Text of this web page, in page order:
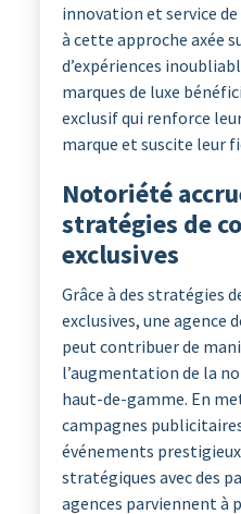
innovation et service
à cette approche axée
d’expériences
marques de luxe
exclusif qui renforce
marque et suscite leur
Notoriété
stratégies de
exclusives
Grâce à des stratégies
exclusives, une agence
peut contribuer de
l’augmentation de la
haut-de-gamme. En
campagnes
événements
stratégiques avec des
agences parviennent à